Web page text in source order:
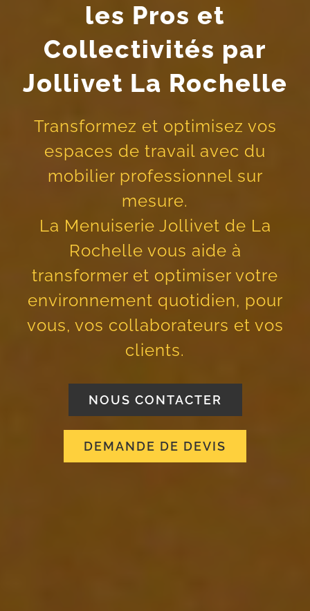
les Pros et
Collectivités par
Jollivet La Rochelle
Transformez et optimisez vos
espaces de travail avec du
mobilier professionnel sur
mesure.
La Menuiserie Jollivet de La
Rochelle vous aide à
transformer et optimiser votre
environnement quotidien, pour
vous, vos collaborateurs et vos
clients.
NOUS CONTACTER
DEMANDE DE DEVIS